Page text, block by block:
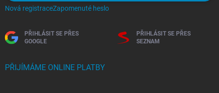
Nová registraceZapomenuté heslo
PŘIHLÁSIT SE PŘES
GOOGLE
PŘIHLÁSIT SE PŘES
SEZNAM
PŘIJÍMÁME ONLINE PLATBY